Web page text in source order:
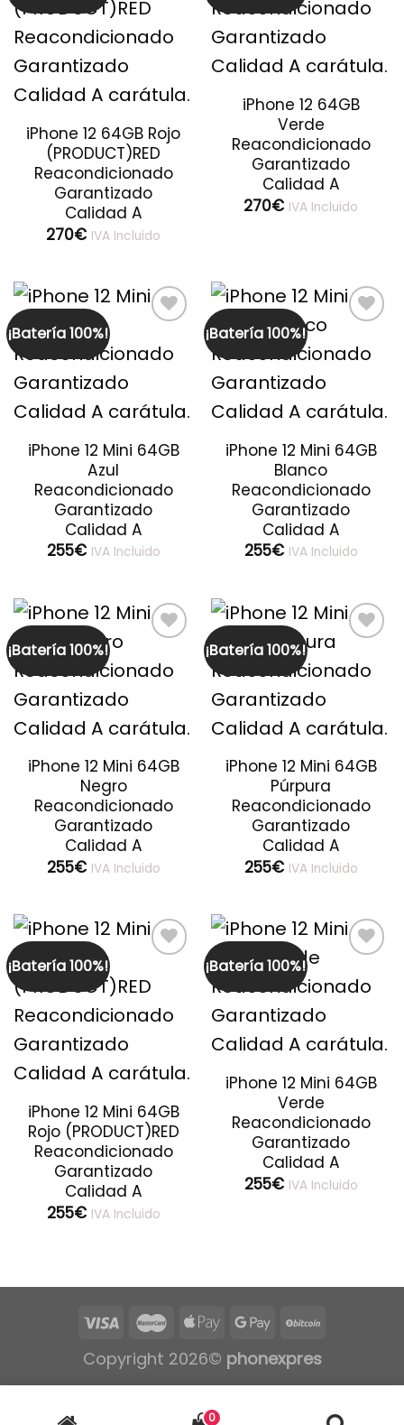
Guardar
iPhone 12 64GB Rojo
(PRODUCT)RED
Reacondicionado
Garantizado
Calidad A
270€ IVA Incluido
iPhone 12 64GB
Verde
Reacondicionado
Garantizado
Calidad A
270€ IVA Incluido
¡Batería 100%!
iPhone 12 Mini 64GB
Azul
Reacondicionado
Garantizado
Calidad A
255€ IVA Incluido
¡Batería 100%!
iPhone 12 Mini 64GB
Blanco
Reacondicionado
Garantizado
Calidad A
255€ IVA Incluido
¡Batería 100%!
iPhone 12 Mini 64GB
Negro
Reacondicionado
Garantizado
Calidad A
255€ IVA Incluido
¡Batería 100%!
iPhone 12 Mini 64GB
Púrpura
Reacondicionado
Garantizado
Calidad A
255€ IVA Incluido
¡Batería 100%!
Guardar
iPhone 12 Mini 64GB
Rojo (PRODUCT)RED
Reacondicionado
Garantizado
Calidad A
255€ IVA Incluido
¡Batería 100%!
iPhone 12 Mini 64GB
Verde
Reacondicionado
Garantizado
Calidad A
255€ IVA Incluido
Copyright 2026© phonexpres
0